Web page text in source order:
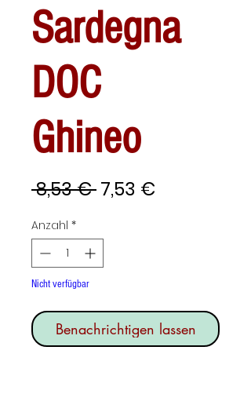
Sardegna
DOC
Ghineo
8,53 € Standardpreis
7,53 €
Anzahl *
Nicht verfügbar
Benachrichtigen lassen